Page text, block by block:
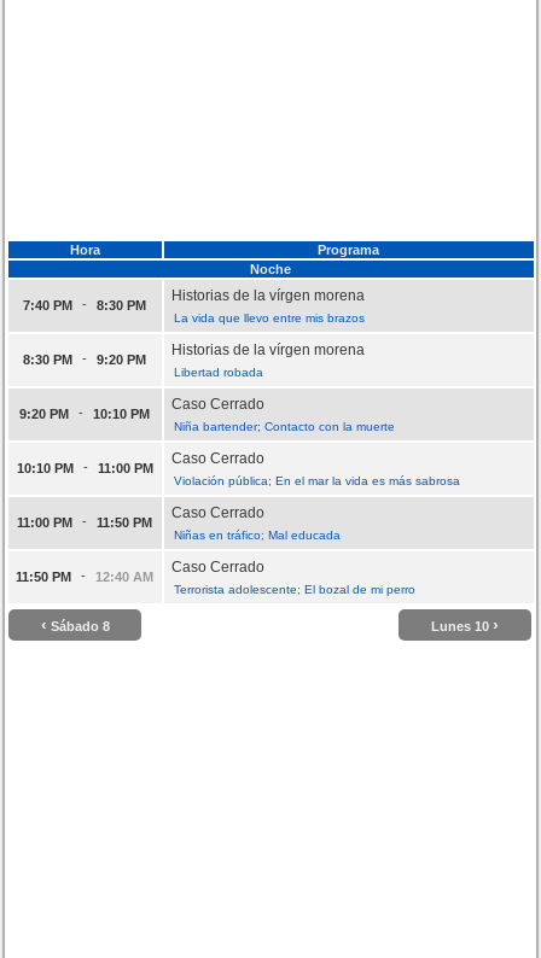
Hora
Programa
Noche
7:40 PM - 8:30 PM
Historias de la vírgen morena
La vida que llevo entre mis brazos
8:30 PM - 9:20 PM
Historias de la vírgen morena
Libertad robada
9:20 PM - 10:10 PM
Caso Cerrado
Niña bartender; Contacto con la muerte
10:10 PM - 11:00 PM
Caso Cerrado
Violación pública; En el mar la vida es más sabrosa
11:00 PM - 11:50 PM
Caso Cerrado
Niñas en tráfico; Mal educada
11:50 PM - 12:40 AM
Caso Cerrado
Terrorista adolescente; El bozal de mi perro
‹ Sábado 8 Lunes 10 ›